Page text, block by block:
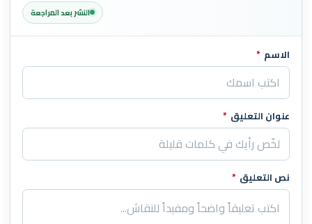
النشر بعد المراجعة
اترك هذا الحقل فارغاً
الاسم *
عنوان التعليق *
نص التعليق *